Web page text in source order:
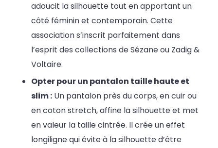
adoucit la silhouette tout en apportant un
côté féminin et contemporain. Cette
association s’inscrit parfaitement dans
l’esprit des collections de Sézane ou Zadig &
Voltaire.
Opter pour un pantalon taille haute et
slim : Un pantalon près du corps, en cuir ou
en coton stretch, affine la silhouette et met
en valeur la taille cintrée. Il crée un effet
longiligne qui évite à la silhouette d’être